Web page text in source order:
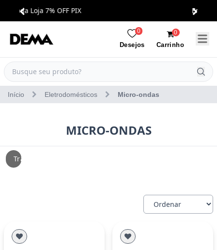
Em Até 3X Sem Juros
0
Desejos
0
Carrinho
Início Eletrodomésticos Micro-ondas
MICRO-ONDAS
Tramontina